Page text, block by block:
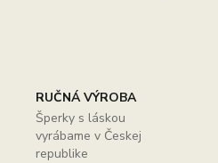
RUČNÁ VÝROBA
Šperky s láskou
vyrábame v Českej
republike